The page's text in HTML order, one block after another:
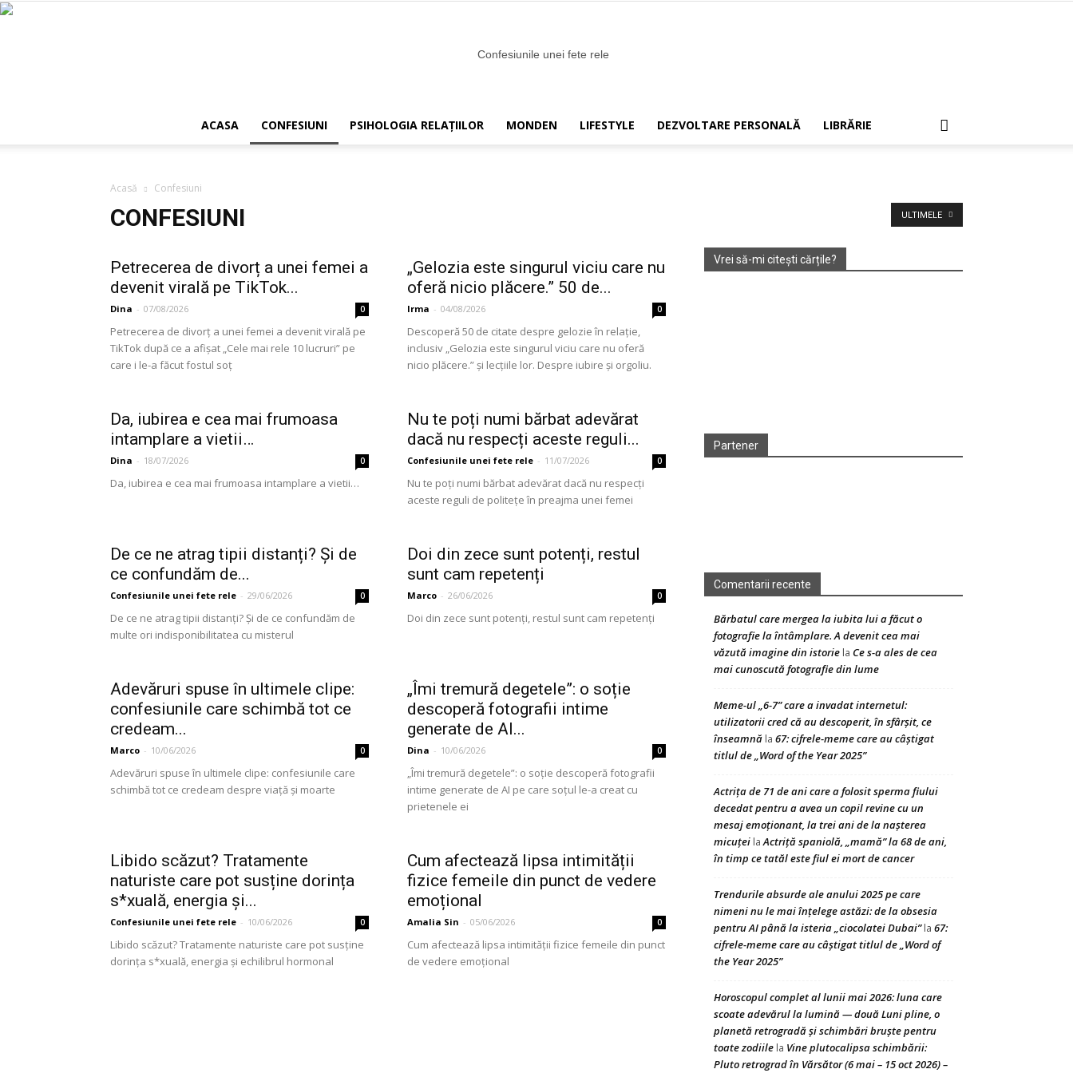
unei
fete
ACASA CONFESIUNI PSIHOLOGIA RELAȚIILOR MONDEN LIFESTYLE DEZVOLTARE PERSONALĂ LIBRĂRIE
Acasă Confesiuni
CONFESIUNI ULTIMELE
Petrecerea de divorț a unei femei a
devenit virală pe TikTok...
Dina - 07/08/2026 0
Petrecerea de divorț a unei femei a devenit virală pe
TikTok după ce a afișat „Cele mai rele 10 lucruri” pe
care i le-a făcut fostul soț
„Gelozia este singurul viciu care nu
oferă nicio plăcere.” 50 de...
Irma - 04/08/2026 0
Descoperă 50 de citate despre gelozie în relație,
inclusiv „Gelozia este singurul viciu care nu oferă
nicio plăcere.” și lecțiile lor. Despre iubire și orgoliu.
Da, iubirea e cea mai frumoasa
intamplare a vietii…
Dina - 18/07/2026 0
Da, iubirea e cea mai frumoasa intamplare a vietii…
Nu te poți numi bărbat adevărat
dacă nu respecți aceste reguli...
Confesiunile unei fete rele - 11/07/2026 0
Nu te poți numi bărbat adevărat dacă nu respecți
aceste reguli de politețe în preajma unei femei
De ce ne atrag tipii distanți? Și de
ce confundăm de...
Confesiunile unei fete rele - 29/06/2026 0
De ce ne atrag tipii distanți? Și de ce confundăm de
multe ori indisponibilitatea cu misterul
Doi din zece sunt potenți, restul
sunt cam repetenți
Marco - 26/06/2026 0
Doi din zece sunt potenți, restul sunt cam repetenți
Adevăruri spuse în ultimele clipe:
confesiunile care schimbă tot ce
credeam...
Marco - 10/06/2026 0
Adevăruri spuse în ultimele clipe: confesiunile care
schimbă tot ce credeam despre viață și moarte
„Îmi tremură degetele”: o soție
descoperă fotografii intime
generate de AI...
Dina - 10/06/2026 0
„Îmi tremură degetele”: o soție descoperă fotografii
intime generate de AI pe care soțul le-a creat cu
prietenele ei
Libido scăzut? Tratamente
naturiste care pot susține dorința
s*xuală, energia și...
Confesiunile unei fete rele - 10/06/2026 0
Libido scăzut? Tratamente naturiste care pot susține
dorința s*xuală, energia și echilibrul hormonal
Cum afectează lipsa intimității
fizice femeile din punct de vedere
emoțional
Amalia Sin - 05/06/2026 0
Cum afectează lipsa intimității fizice femeile din punct
de vedere emoțional
Vrei să-mi citești cărțile?
Partener
Comentarii recente
Bărbatul care mergea la iubita lui a făcut o
fotografie la întâmplare. A devenit cea mai
văzută imagine din istorie la Ce s-a ales de cea
mai cunoscută fotografie din lume
Meme-ul „6-7” care a invadat internetul:
utilizatorii cred că au descoperit, în sfârșit, ce
înseamnă la 67: cifrele-meme care au câștigat
titlul de „Word of the Year 2025”
Actrița de 71 de ani care a folosit sperma fiului
decedat pentru a avea un copil revine cu un
mesaj emoționant, la trei ani de la nașterea
micuței laActriță spaniolă, „mamă” la 68 de ani,
în timp ce tatăl este fiul ei mort de cancer
Trendurile absurde ale anului 2025 pe care
nimeni nu le mai înțelege astăzi: de la obsesia
pentru AI până la isteria „ciocolatei Dubai”la 67:
cifrele-meme care au câștigat titlul de „Word of
the Year 2025”
Horoscopul complet al lunii mai 2026: luna care
scoate adevărul la lumină — două Luni pline, o
planetă retrogradă și schimbări bruște pentru
toate zodiile la Vine plutocalipsa schimbării:
Pluto retrograd în Vărsător (6 mai – 15 oct 2026) –